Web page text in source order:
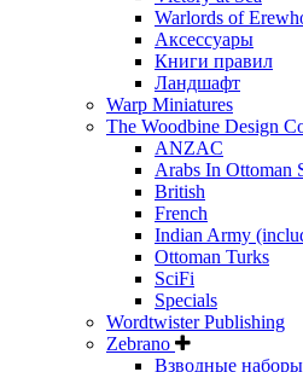
Warlords of
Аксессуары
Книги правил
Ландшафт
Warp Miniatures
The Woodbine Design
ANZAC
Arabs In Ottoman
British
French
Indian Army
Ottoman Turks
SciFi
Specials
Wordtwister Publishing
Zebrano
Взводные